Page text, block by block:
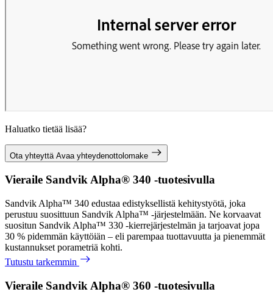
Haluatko tietää lisää?
Ota yhteyttä Avaa yhteydenottolomake
Vieraile Sandvik Alpha® 340 -tuotesivulla
Sandvik Alpha™ 340 edustaa edistyksellistä kehitystyötä, joka
perustuu suosittuun Sandvik Alpha™ -järjestelmään. Ne korvaavat
suositun Sandvik Alpha™ 330 -kierrejärjestelmän ja tarjoavat jopa
30 % pidemmän käyttöiän – eli parempaa tuottavuutta ja pienemmät
kustannukset porametriä kohti.
Tutustu tarkemmin
Vieraile Sandvik Alpha® 360 -tuotesivulla